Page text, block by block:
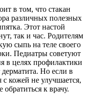
в том, что стакан
различных полезных
Этот настой
так и час. Родителям
сыпь на теле своего
Педиатры советуют
в целях профилактики
Но если в
с кожей не улучшается,
к врачу.